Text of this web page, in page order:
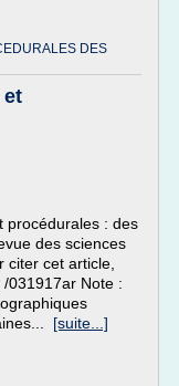
DES
et
procédurales : des
des sciences
citer cet article,
031917ar Note :
[suite...]